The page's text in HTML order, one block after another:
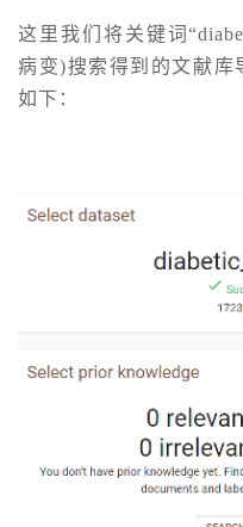
这里我们将关键词
病变)搜索得到的文献库
如下：